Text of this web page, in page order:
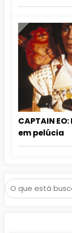
CAPTAIN
em pelúcia
Pesquisar